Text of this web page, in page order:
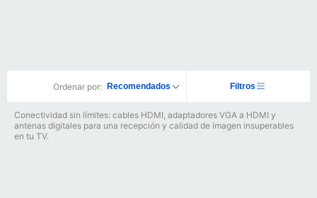
Ordenar por: Recomendados Filtros
Conectividad sin límites: cables HDMI, adaptadores VGA a HDMI y
antenas digitales para una recepción y calidad de imagen insuperables
en tu TV.